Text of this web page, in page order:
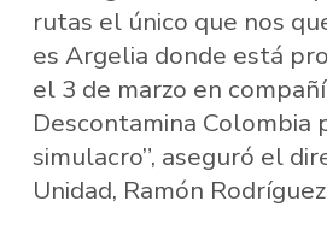
rutas el único que nos
es Argelia donde está
el 3 de marzo en
Descontamina Colombia
simulacro”, aseguró el
Unidad, Ramón